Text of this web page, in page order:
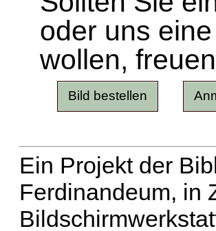
oder uns
wollen,
Ein Projekt der
Ferdinandeum, in